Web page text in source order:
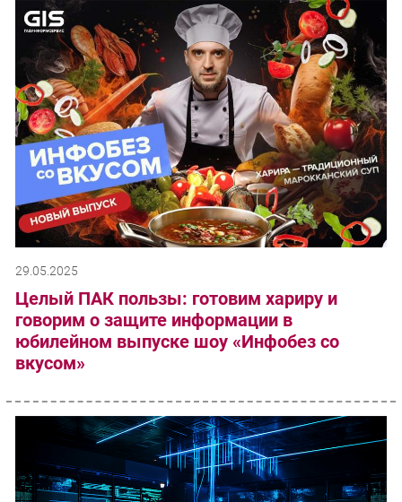
29.05.2025
Целый ПАК пользы: готовим хариру и
говорим о защите информации в
юбилейном выпуске шоу «Инфобез со
вкусом»